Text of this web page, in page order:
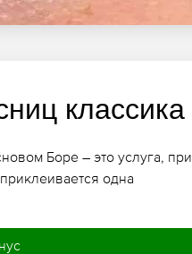
классика
Боре – это услуга, при
одна